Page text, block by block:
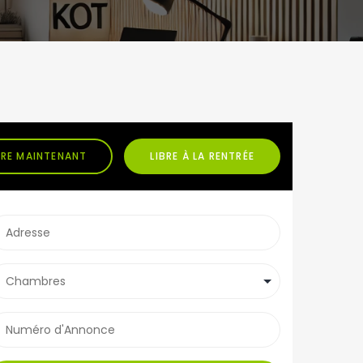
MAINTENANT LIBRE À LA RENTRÉE